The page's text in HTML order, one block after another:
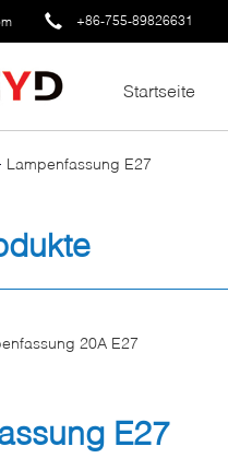
+86-755-89826631
Startseite
Lampenfassung E27
20A E27
E27